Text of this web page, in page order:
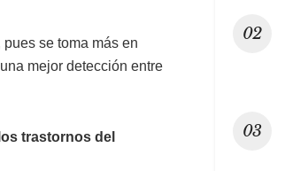
se toma más en
mejor detección entre
trastornos del